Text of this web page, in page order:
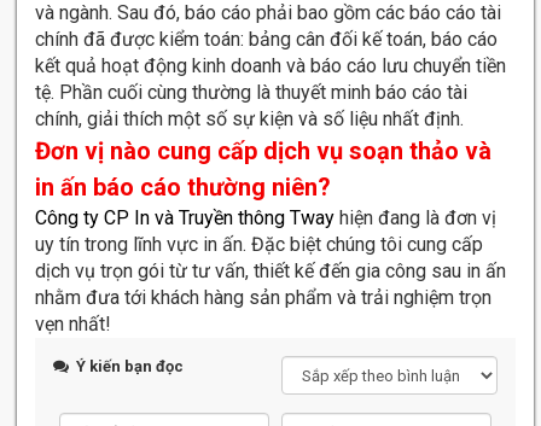
và ngành.Sau đó, báo cáo phải bao gồm các báo cáo tài
chính đã được kiểm toán: bảng cân đối kế toán, báo cáo
kết quả hoạt động kinh doanh và báo cáo lưu chuyển tiền
tệ. Phần cuối cùng thường là thuyết minh báo cáo tài
chính, giải thích một số sự kiện và số liệu nhất định.
Đơn vị nào cung cấp dịch vụ soạn thảo và
in ấn báo cáo thường niên?
Công ty CP In và Truyền thông Tway hiện đang là đơn vị
uy tín trong lĩnh vực in ấn. Đặc biệt chúng tôi cung cấp
dịch vụ trọn gói từ tư vấn, thiết kế đến gia công sau in ấn
nhằm đưa tới khách hàng sản phẩm và trải nghiệm trọn
vẹn nhất!
Ý kiến bạn đọc